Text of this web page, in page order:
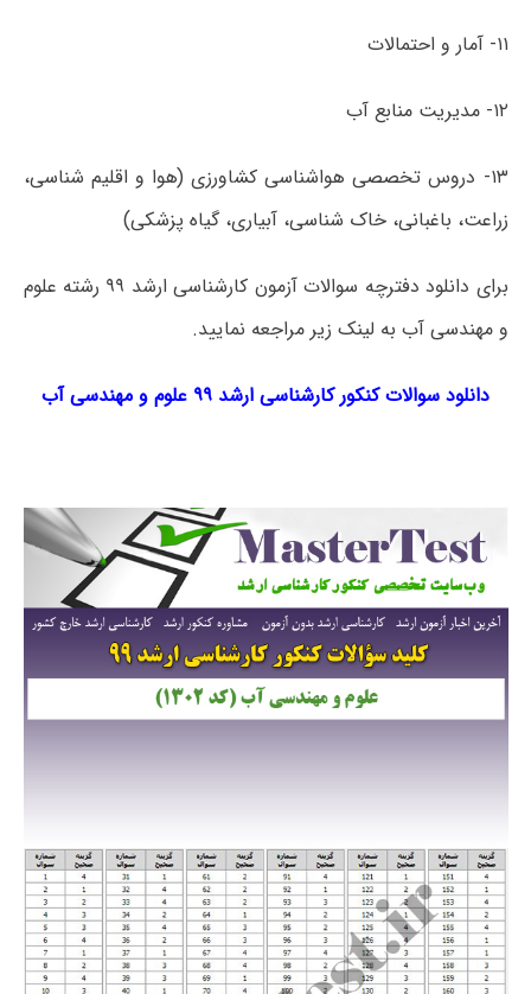
۱۱- آمار و احتمالات
۱۲- مدیریت منابع آب
۱۳- دروس تخصصی هواشناسی کشاورزی (هوا و اقلیم ­شناسی،
زراعت، باغبانی، خاک شناسی، آبیاری، گیاه پزشکی)
برای دانلود دفترچه سوالات آزمون کارشناسی ارشد ۹۹ رشته علوم
و مهندسی آب به لینک زیر مراجعه نمایید.
دانلود سوالات کنکور کارشناسی ارشد ۹۹ علوم و مهندسی آب